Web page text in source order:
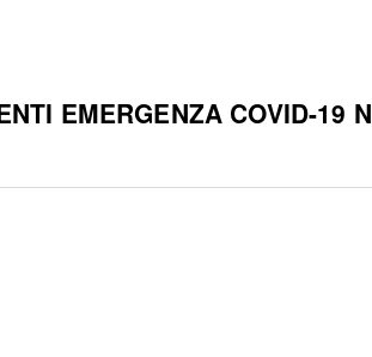
EMERGENZA COVID-19